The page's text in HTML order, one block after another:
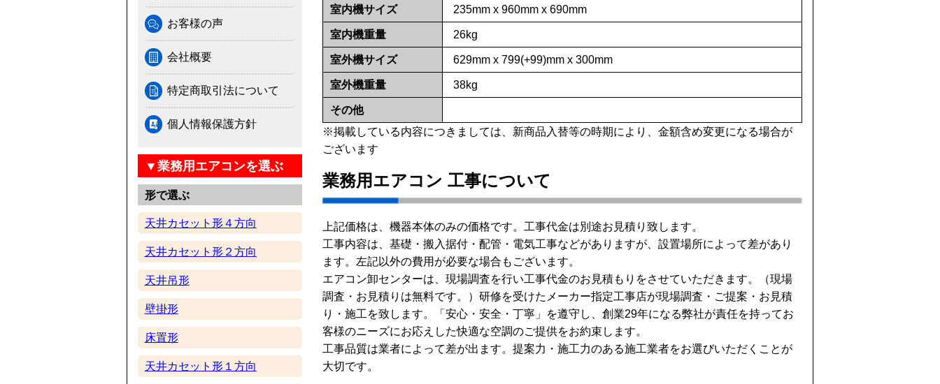
お客様の声
会社概要
特定商取引法について
個人情報保護方針
▼業務用エアコンを選ぶ
形で選ぶ
天井カセット形４方向
天井カセット形２方向
天井吊形
壁掛形
床置形
天井カセット形１方向
室内機サイズ 235mm x 960mm x 690mm
室内機重量 26kg
室外機サイズ 629mm x 799(+99)mm x 300mm
室外機重量 38kg
その他
※掲載している内容につきましては、新商品入替等の時期により、金額含め変更になる場合が
ございます
業務用エアコン 工事について
上記価格は、機器本体のみの価格です。工事代金は別途お見積り致します。
工事内容は、基礎・搬入据付・配管・電気工事などがありますが、設置場所によって差があり
ます。左記以外の費用が必要な場合もございます。
エアコン卸センターは、現場調査を行い工事代金のお見積もりをさせていただきます。（現場
調査・お見積りは無料です。）研修を受けたメーカー指定工事店が現場調査・ご提案・お見積
り・施工を致します。「安心・安全・丁寧」を遵守し、創業29年になる弊社が責任を持ってお
客様のニーズにお応えした快適な空調のご提供をお約束します。
工事品質は業者によって差が出ます。提案力・施工力のある施工業者をお選びいただくことが
大切です。